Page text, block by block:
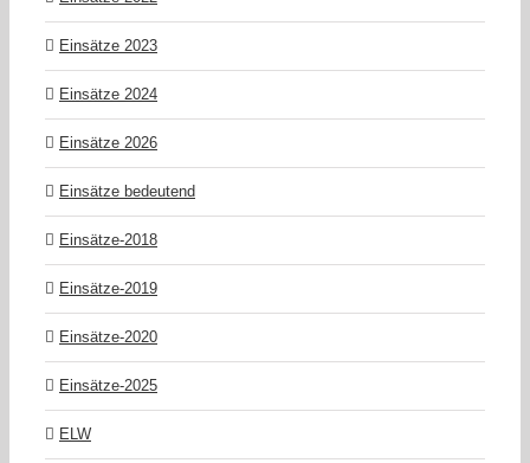
Einsätze 2023
Einsätze 2024
Einsätze 2026
Einsätze bedeutend
Einsätze-2018
Einsätze-2019
Einsätze-2020
Einsätze-2025
ELW